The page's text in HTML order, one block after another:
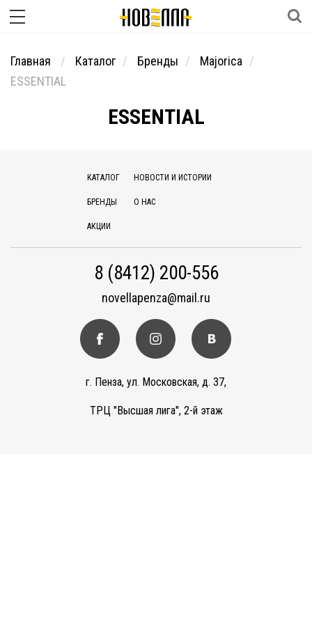
Главная Каталог Бренды
Majorica
ESSENTIAL
ESSENTIAL
КАТАЛОГ
БРЕНДЫ
АКЦИИ
НОВОСТИ И ИСТОРИИ
О НАС
8 (8412) 200-556
novellapenza@mail.ru
г. Пенза, ул. Московская, д. 37,
ТРЦ "Высшая лига", 2-й этаж